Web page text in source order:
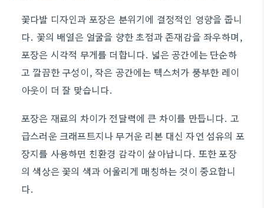
꽃다발 디자인과 포장은 분위기에 결정적인 영향을 줍니
다. 꽃의 배열은 얼굴을 향한 초점과 존재감을 좌우하며,
포장은 시각적 무게를 더합니다. 넓은 공간에는 단순하
고 깔끔한 구성이, 작은 공간에는 텍스처가 풍부한 레이
아웃이 더 잘 맞습니다.
포장은 재료의 차이가 전달력에 큰 차이를 만듭니다. 고
급스러운 크래프트지나 무거운 리본 대신 자연 섬유의 포
장지를 사용하면 친환경 감각이 살아납니다. 또한 포장
의 색상은 꽃의 색과 어울리게 매칭하는 것이 중요합니
다.